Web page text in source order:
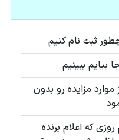
ثبت نام کنیم
ببینیم
مزایده رو بدون
که اعلام برنده